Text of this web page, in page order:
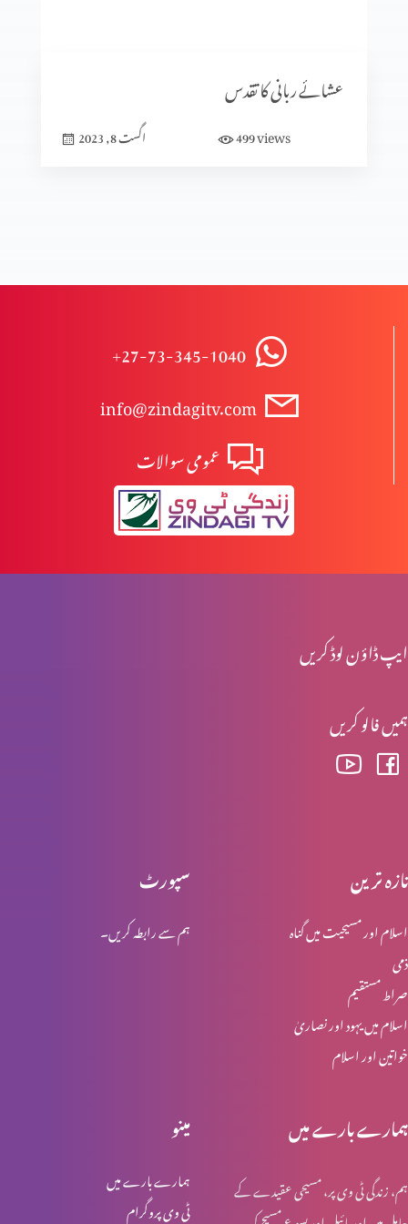
عشاء ربانی
الفا اور اومیگا
راستباز ہونے کے لیے ہوش میں آؤ
عشائے ربانی کا تقدس
اگست 8, 2023 499views
+27-73-345-1040
info@zindagitv.com
عمومی سوالات
ایپ ڈاؤن لوڈ کریں
ہمیں فالو کریں
سپورٹ
ہم سے رابطہ کریں۔
تازہ ترین
اسلام اور مسیحیت میں گناہ
ذمی
صراط مستقیم
اسلام میں یہود اور نصاریٰ
خواتین اور اسلام
مینو
ہمارے بارے میں
ٹی وی پروگرام
ہمارے بارے میں
ہم، زندگی ٹی وی پر، مسیحی عقیدے کے